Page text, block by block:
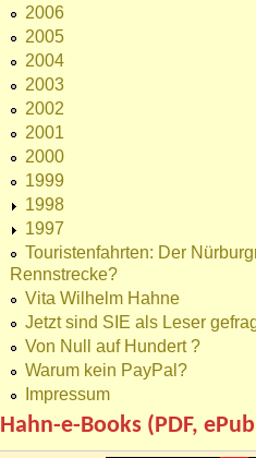
2006
2005
2004
2003
2002
2001
2000
1999
1998
1997
Touristenfahrten: Der
Rennstrecke?
Vita Wilhelm Hahne
Jetzt sind SIE als Leser
Von Null auf Hundert ?
Warum kein PayPal?
Impressum
Hahn-e-Books (PDF,